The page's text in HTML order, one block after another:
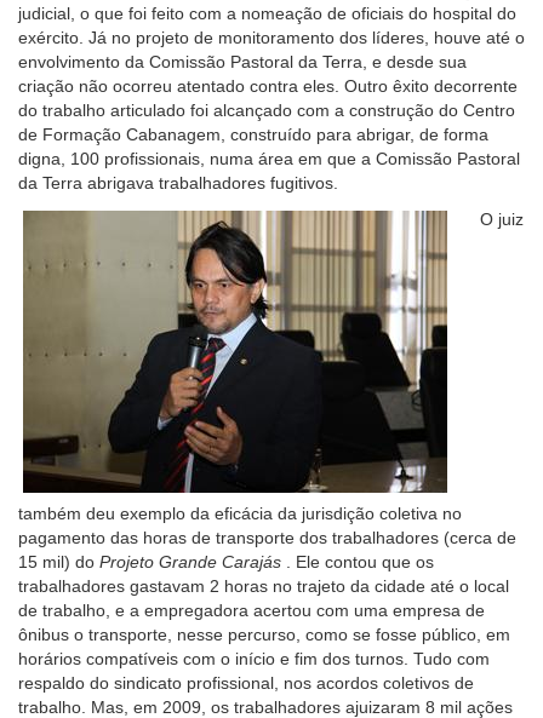
judicial, o que foi feito com a nomeação de oficiais do hospital do
exército. Já no projeto de monitoramento dos líderes, houve até o
envolvimento da Comissão Pastoral da Terra, e desde sua
criação não ocorreu atentado contra eles. Outro êxito decorrente
do trabalho articulado foi alcançado com a construção do Centro
de Formação Cabanagem, construído para abrigar, de forma
digna, 100 profissionais, numa área em que a Comissão Pastoral
da Terra abrigava trabalhadores fugitivos.
O juiz
também deu exemplo da eficácia da jurisdição coletiva no
pagamento das horas de transporte dos trabalhadores (cerca de
15 mil) do Projeto Grande Carajás
. Ele contou que os
trabalhadores gastavam 2 horas no trajeto da cidade até o local
de trabalho, e a empregadora acertou com uma empresa de
ônibus o transporte, nesse percurso, como se fosse público, em
horários compatíveis com o início e fim dos turnos. Tudo com
respaldo do sindicato profissional, nos acordos coletivos de
trabalho. Mas, em 2009, os trabalhadores ajuizaram 8 mil ações